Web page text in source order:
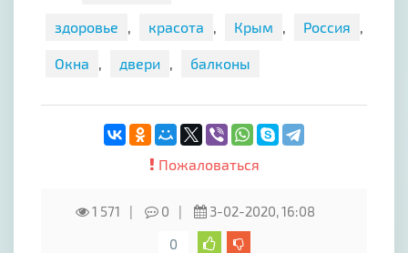
здоровье , красота , Крым , Россия ,
Окна , двери , балконы
Пожаловаться
1 571 0
3-02-2020, 16:08
0